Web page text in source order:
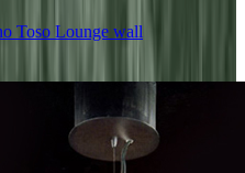
Toso Lounge wall